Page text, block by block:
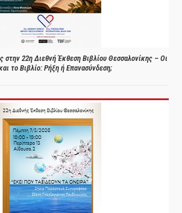
στην 22η Διεθνή Έκθεση Βιβλίου Θεσσαλονίκης – Οι
το Βιβλίο: Ρήξη ή Επανασύνδεση;